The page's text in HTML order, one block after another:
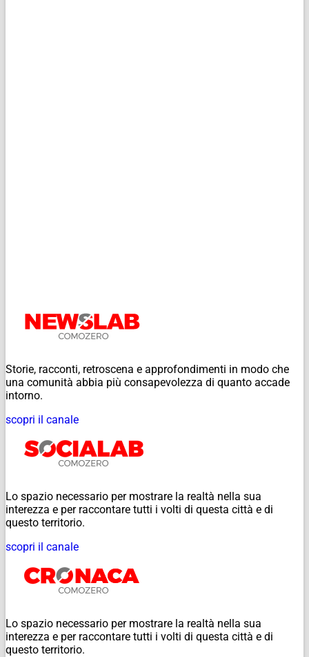
Storie, racconti, retroscena e approfondimenti in modo che
una comunità abbia più consapevolezza di quanto accade
intorno.
scopri il canale
Lo spazio necessario per mostrare la realtà nella sua
interezza e per raccontare tutti i volti di questa città e di
questo territorio.
scopri il canale
Lo spazio necessario per mostrare la realtà nella sua
interezza e per raccontare tutti i volti di questa città e di
questo territorio.